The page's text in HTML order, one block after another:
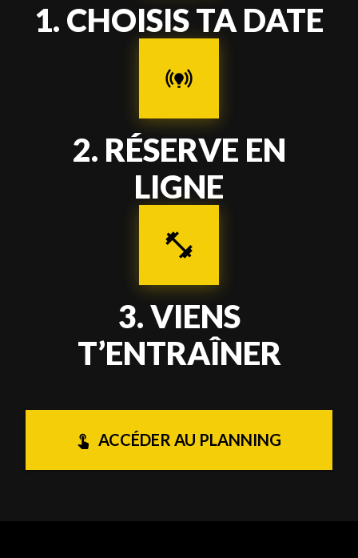
1. CHOISIS TA DATE
2. RÉSERVE EN
LIGNE
3.VIENS
T’ENTRAÎNER
ACCÉDER AU PLANNING